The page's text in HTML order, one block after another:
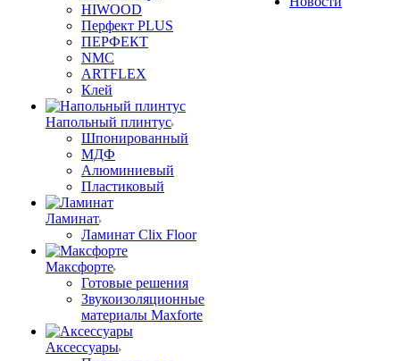
HIWOOD
Перфект PLUS
ПЕРФЕКТ
NMC
ARTFLEX
Клей
Напольный плинтус
Шпонированный
МДФ
Алюминиевый
Пластиковый
Ламинат
Ламинат Clix Floor
Максфорте
Готовые решения
Звукоизоляционные
материалы Maxforte
Аксессуары